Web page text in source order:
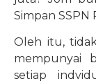
Simpan SSPN
Oleh itu,
mempunyai
setiap